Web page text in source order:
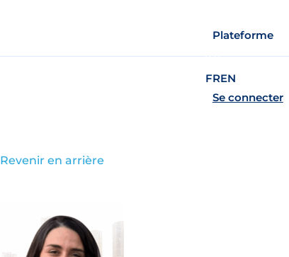
Plateforme
FREN
Se connecter
Revenir en arrière